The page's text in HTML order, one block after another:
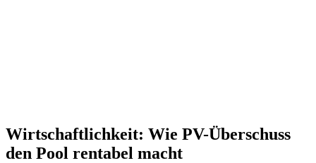
Wirtschaftlichkeit: Wie PV-Überschuss
den Pool rentabel macht